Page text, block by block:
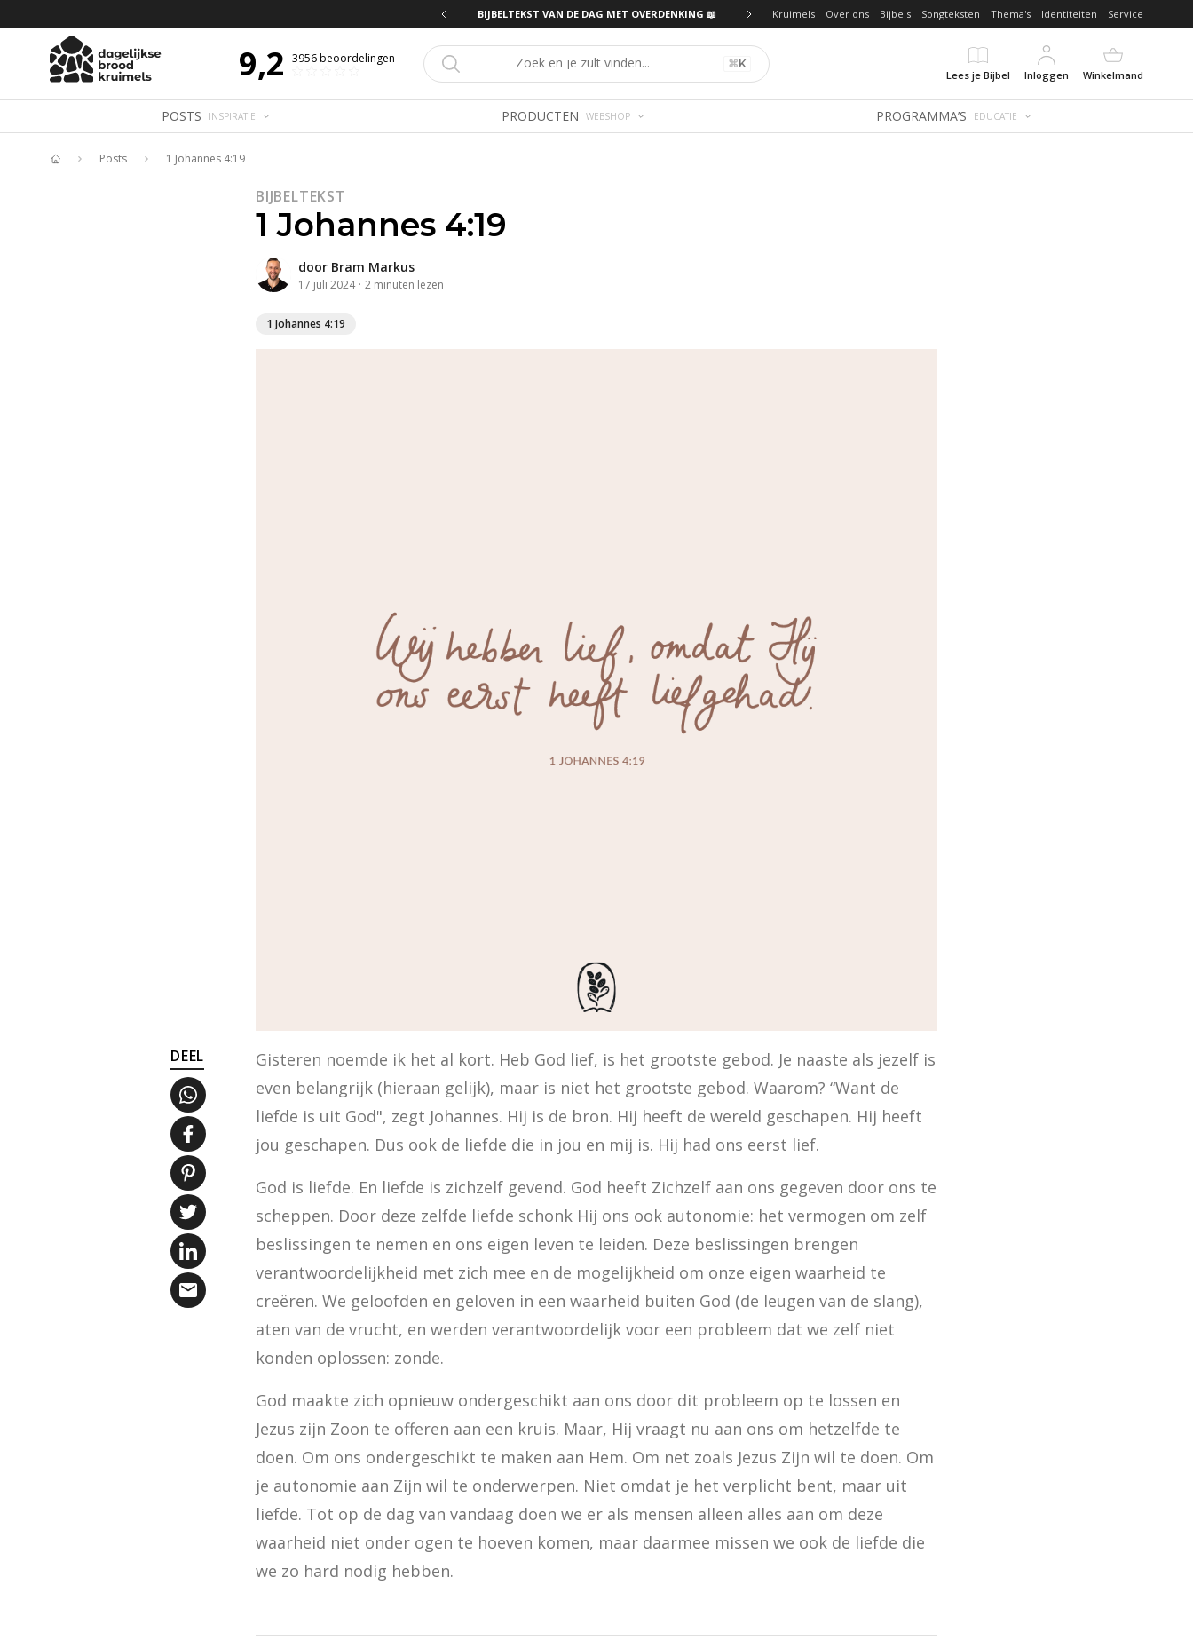
BIJBELTEKST VAN DE DAG MET OVERDENKING 📖 Kruimels Over ons Bijbels Songteksten Thema's Identiteiten Service
9,2 3956beoordelingen ⌘K
Lees je Bijbel
Inloggen Winkelmand
POSTS INSPIRATIE PRODUCTEN WEBSHOP PROGRAMMA’S EDUCATIE
Posts 1 Johannes 4:19
BIJBELTEKST
1 Johannes 4:19
door Bram Markus
17 juli 2024 · 2 minuten lezen
1 Johannes 4:19
DEEL
Gisteren noemde ik het al kort. Heb God lief, is het grootste gebod. Je naaste als jezelf is
even belangrijk (hieraan gelijk), maar is niet het grootste gebod. Waarom? “Want de
liefde is uit God", zegt Johannes. Hij is de bron. Hij heeft de wereld geschapen. Hij heeft
jou geschapen. Dus ook de liefde die in jou en mij is. Hij had ons eerst lief.
God is liefde. En liefde is zichzelf gevend. God heeft Zichzelf aan ons gegeven door ons te
scheppen. Door deze zelfde liefde schonk Hij ons ook autonomie: het vermogen om zelf
beslissingen te nemen en ons eigen leven te leiden. Deze beslissingen brengen
verantwoordelijkheid met zich mee en de mogelijkheid om onze eigen waarheid te
creëren. We geloofden en geloven in een waarheid buiten God (de leugen van de slang),
aten van de vrucht, en werden verantwoordelijk voor een probleem dat we zelf niet
konden oplossen: zonde.
God maakte zich opnieuw ondergeschikt aan ons door dit probleem op te lossen en
Jezus zijn Zoon te offeren aan een kruis. Maar, Hij vraagt nu aan ons om hetzelfde te
doen. Om ons ondergeschikt te maken aan Hem. Om net zoals Jezus Zijn wil te doen. Om
je autonomie aan Zijn wil te onderwerpen. Niet omdat je het verplicht bent, maar uit
liefde. Tot op de dag van vandaag doen we er als mensen alleen alles aan om deze
waarheid niet onder ogen te hoeven komen, maar daarmee missen we ook de liefde die
we zo hard nodig hebben.